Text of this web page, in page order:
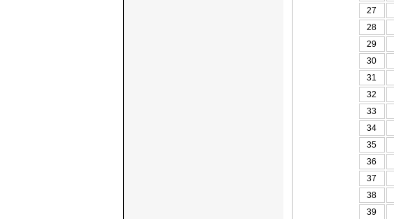
27
28
29
30
31
32
33
34
35
36
37
38
39